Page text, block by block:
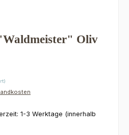
Oliv
1-3 Werktage (innerhalb